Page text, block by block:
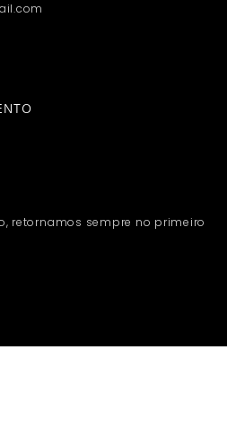
retornamos sempre no primeiro